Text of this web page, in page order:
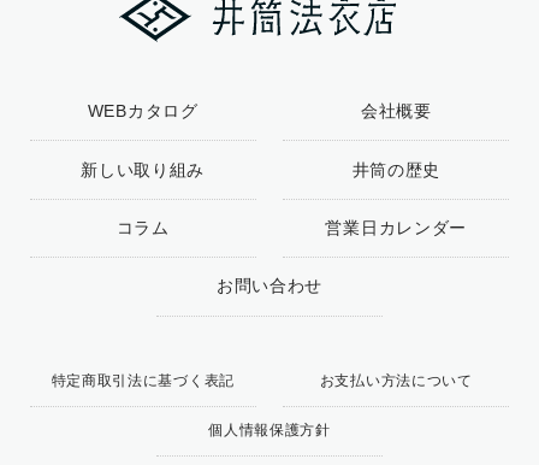
WEBカタログ 会社概要
新しい取り組み 井筒の歴史
コラム 営業日カレンダー
お問い合わせ
特定商取引法に基づく表記 お支払い方法について
個人情報保護方針